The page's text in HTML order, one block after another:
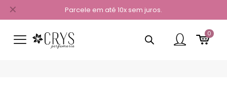
Parcele em até 10x sem juros.
✕
0